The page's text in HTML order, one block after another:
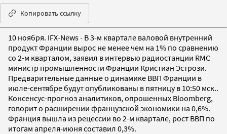
Копировать ссылку
10 ноября. IFX-News - В 3-м квартале валовой внутренний
продукт Франции вырос не менее чем на 1% по сравнению
со 2-м кварталом, заявил в интервью радиостанции RMC
министр промышленности Франции Кристиан Эстрози.
Предварительные данные о динамике ВВП Франции в
июле-сентябре будут опубликованы в пятницу в 10:50 мск..
Консенсус-прогноз аналитиков, опрошенных Bloomberg,
говорит о расширении французской экономики на 0,6%.
Франция вышла из рецессии во 2-м квартале, рост ВВП по
итогам апреля-июня составил 0,3%.